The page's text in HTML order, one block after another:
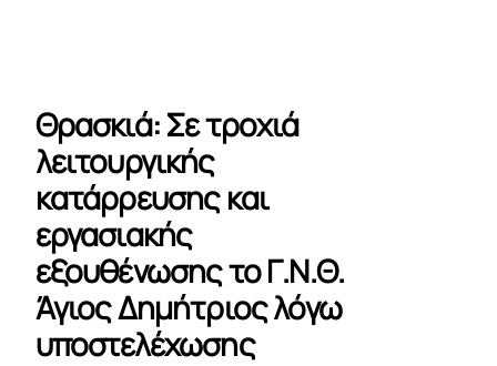
Θρασκιά: Σε τροχιά
λειτουργικής
κατάρρευσης και
εργασιακής
εξουθένωσης το Γ.Ν.Θ.
Άγιος Δημήτριος λόγω
υποστελέχωσης